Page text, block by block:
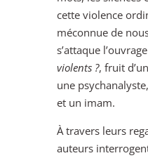
cette violence
méconnue de
s’attaque l’ouvrage
violents ?, fruit
une
et un imam.
À travers leurs
auteurs